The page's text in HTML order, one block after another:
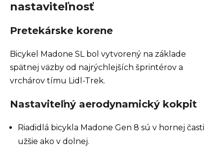
nastaviteľnosť
Pretekárske korene
Bicykel Madone SL bol vytvorený na základe
spätnej väzby od najrýchlejších šprintérov a
vrchárov tímu Lidl-Trek.
Nastaviteľný aerodynamický kokpit
Riadidlá bicykla Madone Gen 8 sú v hornej časti
užšie ako v dolnej.